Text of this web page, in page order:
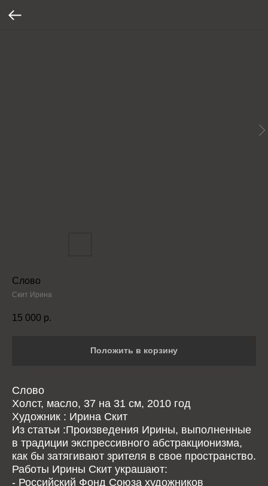
Слово
Скит Ирина
15 000 р.
Положить в корзину
Слово
Холст, масло, 37 на 31 см, 2010 год
Художник : Ирина Скит
Из статьи :Произведения Ирины, выполненные
в традиции экспрессивного абстракционизма,
как бы затягивают зрителя в свое пространство.
Работы Ирины Скит украшают:
- Российский Фонд Союза художников